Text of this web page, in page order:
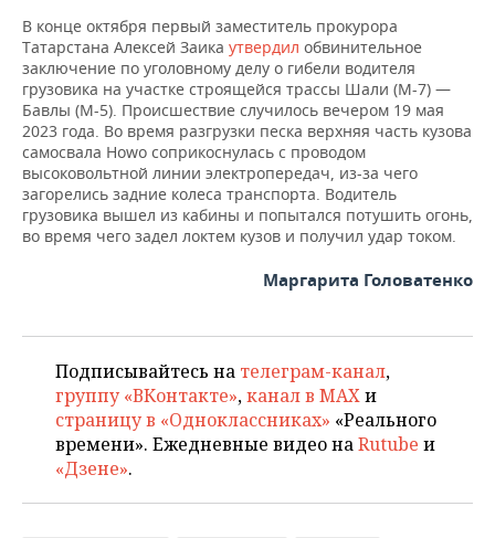
ВОДНЫЕ ВИДЫ СПОРТА
ХОККЕЙ С МЯЧОМ
ОБРАЗОВАНИЕ
ПРОИСШЕСТВИЯ
В конце октября первый заместитель прокурора
Татарстана Алексей Заика утвердил обвинительное
заключение по уголовному делу о гибели водителя
грузовика на участке строящейся трассы Шали (М-7) —
Бавлы (М-5). Происшествие случилось вечером 19 мая
2023 года. Во время разгрузки песка верхняя часть кузова
самосвала Howo соприкоснулась с проводом
высоковольтной линии электропередач, из-за чего
загорелись задние колеса транспорта. Водитель
грузовика вышел из кабины и попытался потушить огонь,
во время чего задел локтем кузов и получил удар током.
Маргарита Головатенко
Подписывайтесь на телеграм-канал,
группу «ВКонтакте»,канал в MAXи
страницу в «Одноклассниках» «Реального
времени». Ежедневные видео наRutube и
«Дзене».